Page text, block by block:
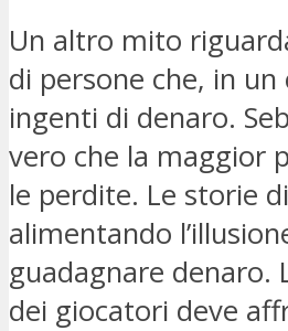
Un altro mito
di persone che, in
ingenti di denaro.
vero che la maggior
le perdite. Le storie
alimentando
guadagnare denaro.
dei giocatori deve